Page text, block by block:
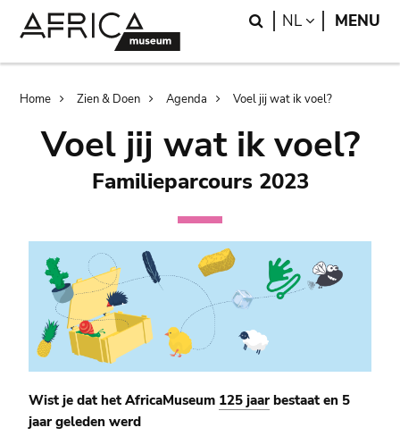
Search
NL LANGUAGE
MENU
Breadcrumb
Home Zien & Doen Agenda Voel jij wat ik voel?
Voel jij wat ik voel?
Familieparcours 2023
Wist je dat het AfricaMuseum 125 jaar bestaat en 5
jaar geleden werd